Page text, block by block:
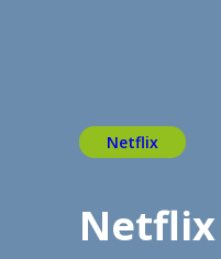
Netflix
Netflix